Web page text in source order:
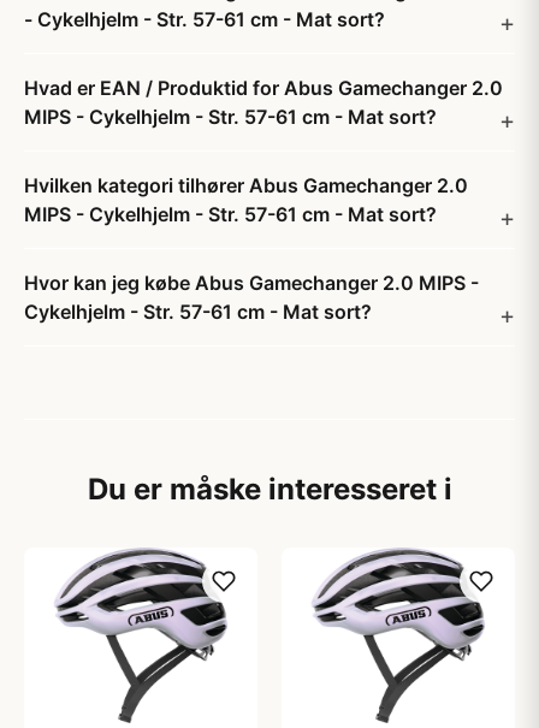
- Cykelhjelm - Str. 57-61 cm - Mat sort?
Hvad er EAN / Produktid for Abus Gamechanger 2.0
MIPS - Cykelhjelm - Str. 57-61 cm - Mat sort?
Hvilken kategori tilhører Abus Gamechanger 2.0
MIPS - Cykelhjelm - Str. 57-61 cm - Mat sort?
Hvor kan jeg købe Abus Gamechanger 2.0 MIPS -
Cykelhjelm - Str. 57-61 cm - Mat sort?
Du er måske interesseret i